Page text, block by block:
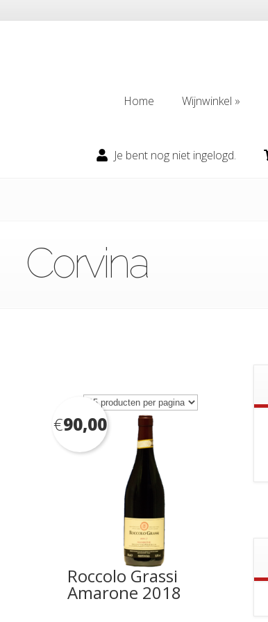
Home
Wijnwinkel
Je bent nog niet ingelogd.
Corvina
Roccolo Grassi
Amarone 2018
€90,00